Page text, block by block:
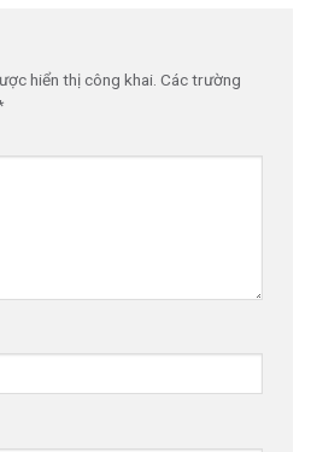
hiển thị công khai. Các trường